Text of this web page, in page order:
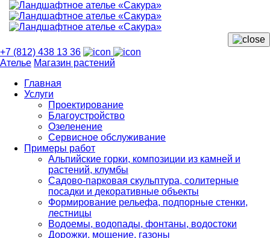
+7 (812) 438 13 36
Ателье Магазин растений
Главная
Услуги
Проектирование
Благоустройство
Озеленение
Сервисное обслуживание
Примеры работ
Альпийские горки, композиции из камней и
растений, клумбы
Садово-парковая скульптура, солитерные
посадки и декоративные объекты
Формирование рельефа, подпорные стенки,
лестницы
Водоемы, водопады, фонтаны, водостоки
Дорожки, мощение, газоны